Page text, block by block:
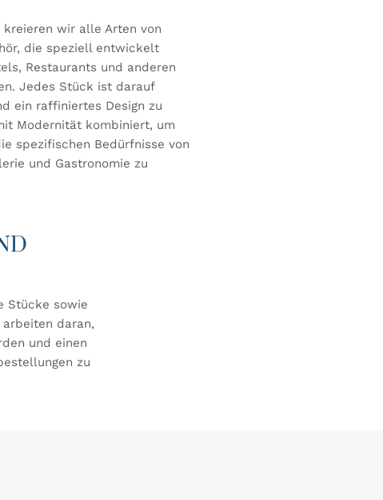
wir alle Arten von
die speziell entwickelt
Restaurants und anderen
Jedes Stück ist darauf
ein raffiniertes Design zu
Modernität kombiniert, um
spezifischen Bedürfnisse von
und Gastronomie zu
Stücke sowie
daran,
und einen
zu